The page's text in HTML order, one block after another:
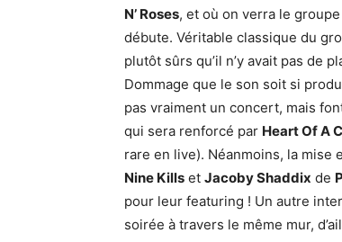
N’ Roses, et où on verra le
débute. Véritable classique du
plutôt sûrs qu’il n’y avait pas de
Dommage que le son soit si
pas vraiment un concert, mais
qui sera renforcé par Heart Of A
rare en live). Néanmoins, la mise
Nine Kills et Jacoby Shaddix de
pour leur featuring ! Un autre
soirée à travers le même mur,